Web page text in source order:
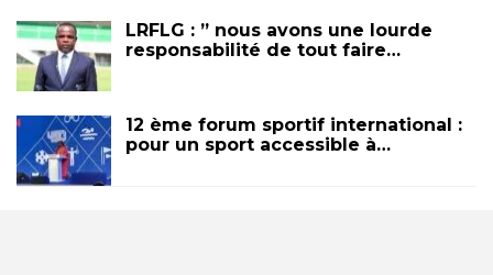
LRFLG : ” nous avons une lourde
responsabilité de tout faire…
12 ème forum sportif international :
pour un sport accessible à…